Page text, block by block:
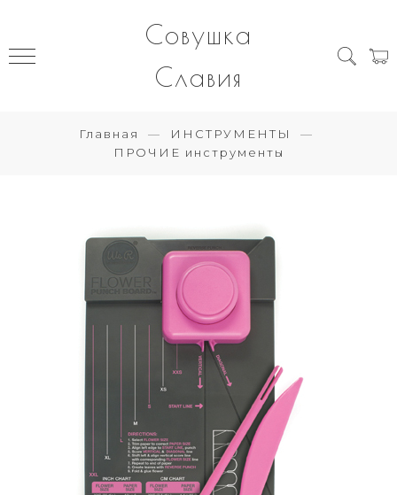
Совушка
Славия
Главная
ИНСТРУМЕНТЫ
ПРОЧИЕ инструменты